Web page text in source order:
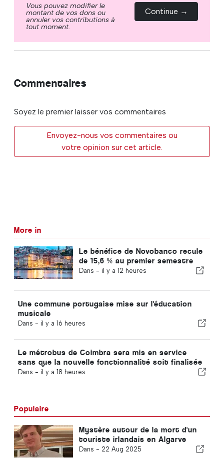
Vous pouvez modifier le
montant de vos dons ou
annuler vos contributions à
tout moment.
Continue →
Commentaires
Soyez le premier laisser vos commentaires
Envoyez-nous vos commentaires ou
votre opinion sur cet article.
More in
Le bénéfice de Novobanco recule
de 15,6 % au premier semestre
Dans - il y a 12 heures
Une commune portugaise mise sur l'éducation
musicale
Dans - il y a 16 heures
Le métrobus de Coimbra sera mis en service
sans que la nouvelle fonctionnalité soit finalisée
Dans - il y a 18 heures
Populaire
Mystère autour de la mort d'un
touriste irlandais en Algarve
Dans - 22 Aug 2025